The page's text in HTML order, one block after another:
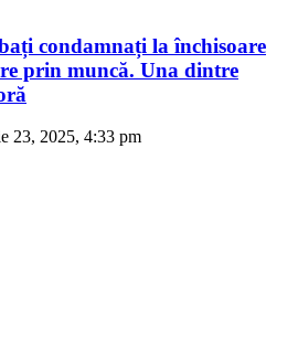
condamnați la închisoare
prin muncă. Una dintre
23, 2025, 4:33 pm